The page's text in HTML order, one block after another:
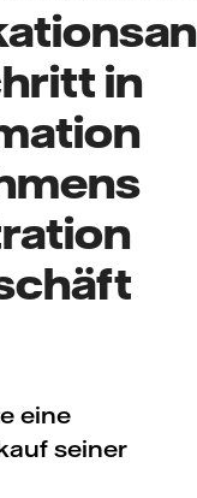
in
eine
seiner